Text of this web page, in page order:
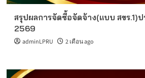
สรุปผลการจัดซื้อจัดจ้าง(แบบ สขร.1)
2569
adminLPRU 2 เดือน ago